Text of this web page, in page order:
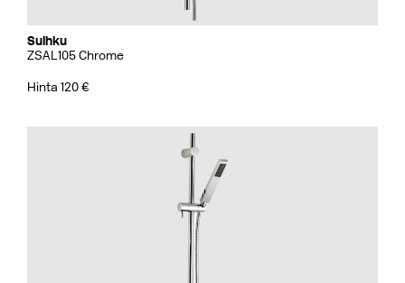
Suihku
ZSAL105 Chrome
Hinta 120 €